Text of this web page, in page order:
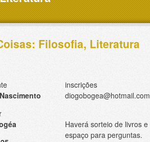
Filosofia, Literatura
inscrições
diogobogea@hotmail.com
Haverá sorteio de livros e
espaço para perguntas.